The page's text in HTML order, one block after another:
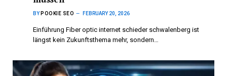
BY POOKIE SEO FEBRUARY 20, 2026
Einführung Fiber optic internet schieder schwalenberg ist
längst kein Zukunftsthema mehr, sondern…